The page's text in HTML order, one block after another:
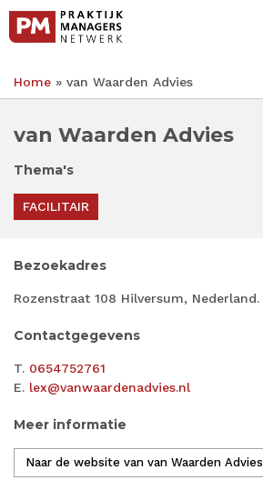
Overslaan
naar
inhoud
Home van Waarden Advies
van Waarden Advies
Thema's
FACILITAIR
Bezoekadres
Rozenstraat 108 Hilversum, Nederland.
Contactgegevens
T. 0654752761
E. lex@vanwaardenadvies.nl
Meer informatie
Naar de website van van Waarden Advies